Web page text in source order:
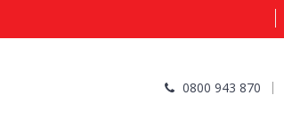
0800 943 870